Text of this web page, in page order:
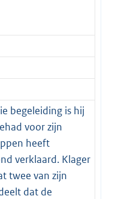
begeleiding is hij
voor zijn
heeft
verklaard. Klager
twee van zijn
dat de